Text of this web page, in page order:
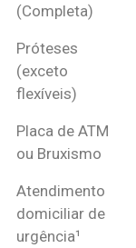
(Completa)
Próteses
(exceto
flexíveis)
Placa de ATM
ou Bruxismo
Atendimento
domiciliar de
urgência¹